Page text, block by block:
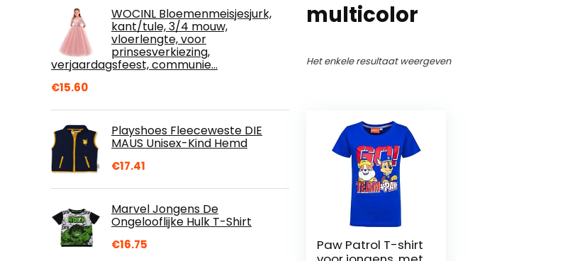
WOCINL Bloemenmeisjesjurk,
kant/tule, 3/4 mouw,
vloerlengte, voor
prinsesverkiezing,
verjaardagsfeest, communie…
€15.60
Playshoes Fleeceweste DIE
MAUS Unisex-Kind Hemd
€17.41
Marvel Jongens De
Ongelooflijke Hulk T-Shirt
€16.75
multicolor
Het enkele resultaat weergeven
Paw Patrol T-shirt